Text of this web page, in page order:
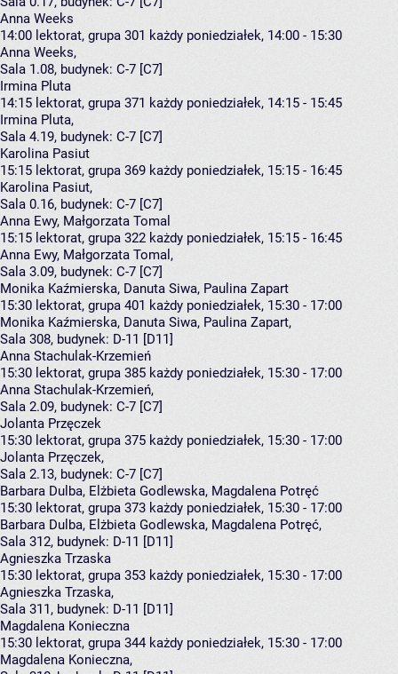
Anna Weeks
14:00 lektorat, grupa 301 każdy poniedziałek, 14:00 - 15:30
Anna Weeks,
Sala 1.08, budynek: C-7 [C7]
Irmina Pluta
14:15 lektorat, grupa 371 każdy poniedziałek, 14:15 - 15:45
Irmina Pluta,
Sala 4.19, budynek: C-7 [C7]
Karolina Pasiut
15:15 lektorat, grupa 369 każdy poniedziałek, 15:15 - 16:45
Karolina Pasiut,
Sala 0.16, budynek: C-7 [C7]
Anna Ewy, Małgorzata Tomal
15:15 lektorat, grupa 322 każdy poniedziałek, 15:15 - 16:45
Anna Ewy, Małgorzata Tomal ,
Sala 3.09, budynek: C-7 [C7]
Monika Kaźmierska, Danuta Siwa, Paulina Zapart
15:30 lektorat, grupa 401 każdy poniedziałek, 15:30 - 17:00
Monika Kaźmierska, Danuta Siwa, Paulina Zapart,
Sala 308, budynek: D-11 [D11]
Anna Stachulak-Krzemień
15:30 lektorat, grupa 385 każdy poniedziałek, 15:30 - 17:00
Anna Stachulak-Krzemień,
Sala 2.09, budynek: C-7 [C7]
Jolanta Przęczek
15:30 lektorat, grupa 375 każdy poniedziałek, 15:30 - 17:00
Jolanta Przęczek,
Sala 2.13, budynek: C-7 [C7]
Barbara Dulba, Elżbieta Godlewska, Magdalena Potręć
15:30 lektorat, grupa 373 każdy poniedziałek, 15:30 - 17:00
Barbara Dulba, Elżbieta Godlewska, Magdalena Potręć,
Sala 312, budynek: D-11 [D11]
Agnieszka Trzaska
15:30 lektorat, grupa 353 każdy poniedziałek, 15:30 - 17:00
Agnieszka Trzaska,
Sala 311, budynek: D-11 [D11]
Magdalena Konieczna
15:30 lektorat, grupa 344 każdy poniedziałek, 15:30 - 17:00
Magdalena Konieczna,